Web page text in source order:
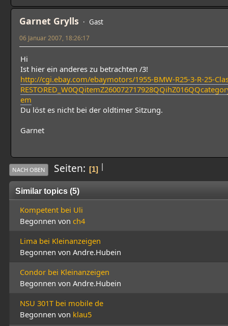
Garnet Grylls Gast
06 Januar 2007, 18:26:17
Hi
Ist hier ein anderes zu betrachten /3!
http://cgi.ebay.com/ebaymotors/1955-BMW-R25-3-R-25-
em
Du löst es nicht bei der oldtimer Sitzung.
Garnet
|
NACH OBEN Seiten 1
Similar topics (5)
Kompetent bei Uli
Begonnen von ch4
Lima bei Kleinanzeigen
Begonnen von Andre.Hubein
Condor bei Kleinanzeigen
Begonnen von Andre.Hubein
NSU 301T bei mobile de
Begonnen von klau5